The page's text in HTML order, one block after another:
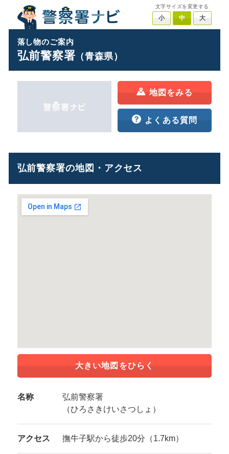
文字サイズを変更する
小 中 大
落し物のご案内
弘前警察署（青森県）
地図をみる
よくある質問
弘前警察署の地図・アクセス
大きい地図をひらく
名称
弘前警察署
（ひろさきけいさつしょ）
アクセス 撫牛子駅から徒歩20分（1.7km）